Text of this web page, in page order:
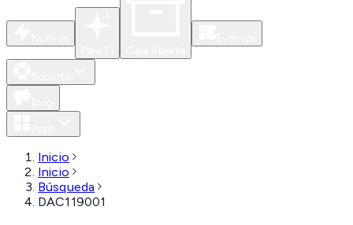
Inicio
Inicio
Búsqueda
DAC119001